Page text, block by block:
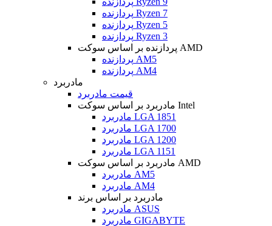
پردازنده Ryzen 7
پردازنده Ryzen 5
پردازنده Ryzen 3
پردازنده بر اساس سوکت AMD
پردازنده AM5
پردازنده AM4
مادربرد
قیمت مادربرد
مادربرد بر اساس سوکت Intel
مادربرد LGA 1851
مادربرد LGA 1700
مادربرد LGA 1200
مادربرد LGA 1151
مادربرد بر اساس سوکت AMD
مادربرد AM5
مادربرد AM4
مادربرد بر اساس برند
مادربرد ASUS
مادربرد GIGABYTE